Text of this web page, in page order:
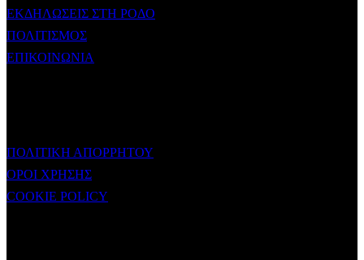
ΕΚΔΗΛΩΣΕΙΣ ΣΤΗ ΡΟΔΟ
ΠΟΛΙΤΙΣΜΟΣ
ΕΠΙΚΟΙΝΩΝΙΑ
ΠΟΛΙΤΙΚΗ ΑΠΟΡΡΗΤΟΥ
ΟΡΟΙ ΧΡΗΣΗΣ
COOKIE POLICY